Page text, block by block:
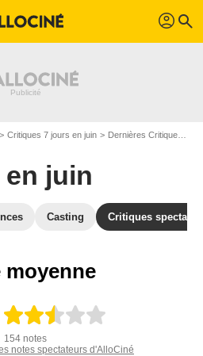
profil search
Critiques 7 jours en juin Dernières Critiques 7 jours en juin
juin
Casting Critiques
moyenne
154 notes
notes spectateurs d'AlloCiné